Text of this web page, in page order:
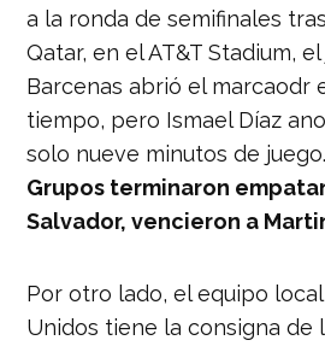
a la ronda de semifinales
Qatar, en el AT&T Stadium,
Barcenas abrió el marcaodr
tiempo, pero Ismael Díaz
solo nueve minutos de juego.
Grupos terminaron
Salvador, vencieron a
Por otro lado, el equipo
Unidos tiene la consigna de